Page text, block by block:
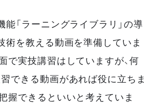
能「ラーニングライブラリ」の導
術を教える動画を準備していま
で実技講習はしていますが、何
できる動画があれば役に立ちま
握できるといいと考えていま